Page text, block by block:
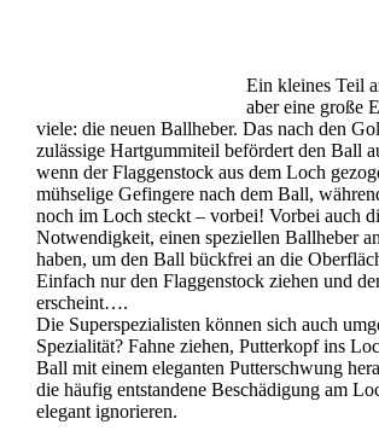
Ein kleines Teil
aber eine große
viele: die neuen Ballheber. Das nach den
zulässige Hartgummiteil befördert den Ball
wenn der Flaggenstock aus dem Loch
mühselige Gefingere nach dem Ball,
noch im Loch steckt – vorbei! Vorbei auch
Notwendigkeit, einen speziellen Ballheber
haben, um den Ball bückfrei an die
Einfach nur den Flaggenstock ziehen und
erscheint….
Die Superspezialisten können sich auch
Spezialität? Fahne ziehen, Putterkopf ins
Ball mit einem eleganten Putterschwung
die häufig entstandene Beschädigung am
elegant ignorieren.